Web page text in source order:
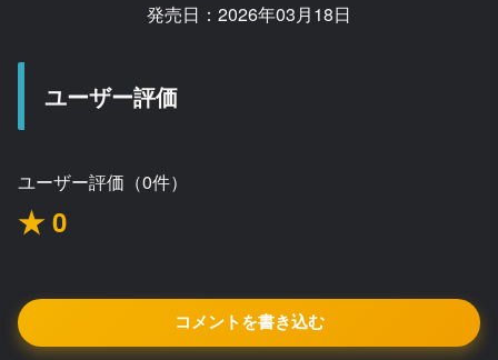
発売日：2026年03月18日
ユーザー評価
ユーザー評価（0件）
★ 0
コメントを書き込む